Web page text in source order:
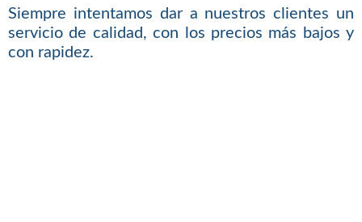
Siempre intentamos dar a nuestros clientes un
servicio de calidad, con los precios más bajos y
con rapidez.